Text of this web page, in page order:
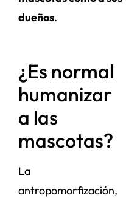
dueños.
¿Es normal
humanizar
a las
mascotas?
La
antropomorfización,